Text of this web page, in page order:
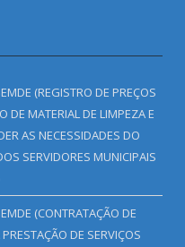
(REGISTRO DE PREÇOS
DE MATERIAL DE LIMPEZA E
AS NECESSIDADES DO
SERVIDORES MUNICIPAIS
(CONTRATAÇÃO DE
DE SERVIÇOS